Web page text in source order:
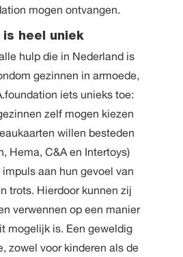
mogen ontvangen.
is heel uniek
hulp die in Nederland is
gezinnen in armoede,
iets unieks toe:
zelf mogen kiezen
willen besteden
, Hema, C&A en Intertoys)
aan hun gevoel van
trots. Hierdoor kunnen zij
verwennen op een manier
mogelijk is. Een geweldig
zowel voor kinderen als de